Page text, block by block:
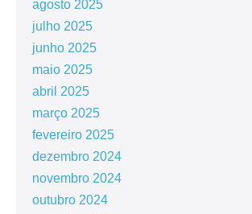
agosto 2025
julho 2025
junho 2025
maio 2025
abril 2025
março 2025
fevereiro 2025
dezembro 2024
novembro 2024
outubro 2024